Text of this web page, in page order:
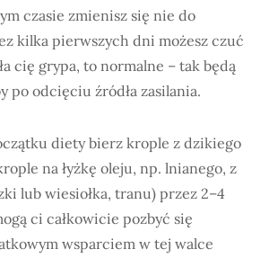
czasie zmienisz się nie do
kilka pierwszych dni możesz czuć
cię grypa, to normalne – tak będą
po odcięciu źródła zasilania.
diety bierz krople z dzikiego
na łyżkę oleju, np. lnianego, z
lub wiesiołka, tranu) przez 2–4
ci całkowicie pozbyć się
wsparciem w tej walce